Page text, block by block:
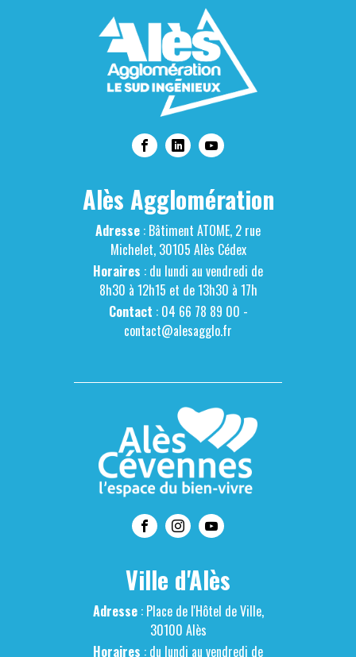
Alès Agglomération
Adresse : Bâtiment ATOME, 2 rue
Michelet, 30105 Alès Cédex
Horaires : du lundi au vendredi de
8h30 à 12h15 et de 13h30 à 17h
Contact : 04 66 78 89 00 -
contact@alesagglo.fr
Ville d'Alès
Adresse: Place de l'Hôtel de Ville,
30100 Alès
Horaires : du lundi au vendredi de